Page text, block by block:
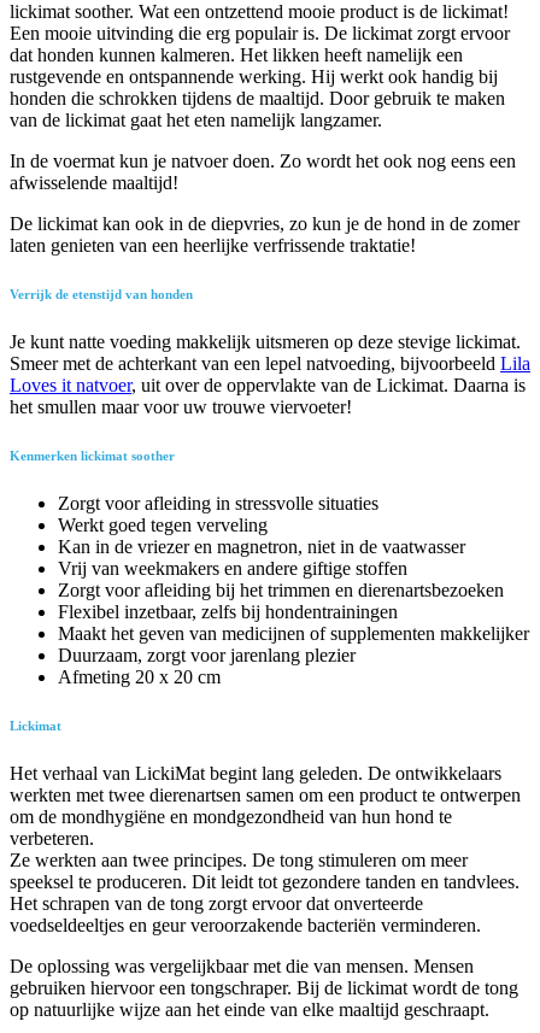
lickimat soother. Wat een ontzettend mooie product is de lickimat!
Een mooie uitvinding die erg populair is. De lickimat zorgt ervoor
dat honden kunnen kalmeren. Het likken heeft namelijk een
rustgevende en ontspannende werking. Hij werkt ook handig bij
honden die schrokken tijdens de maaltijd. Door gebruik te maken
van de lickimat gaat het eten namelijk langzamer.
In de voermat kun je natvoer doen. Zo wordt het ook nog eens een
afwisselende maaltijd!
De lickimat kan ook in de diepvries, zo kun je de hond in de zomer
laten genieten van een heerlijke verfrissende traktatie!
Verrijk de etenstijd van honden
Je kunt natte voeding makkelijk uitsmeren op deze stevige lickimat.
Smeer met de achterkant van een lepel natvoeding, bijvoorbeeld Lila
Loves it natvoer, uit over de oppervlakte van de Lickimat. Daarna is
het smullen maar voor uw trouwe viervoeter!
Kenmerken lickimat soother
Zorgt voor afleiding in stressvolle situaties
Werkt goed tegen verveling
Kan in de vriezer en magnetron, niet in de vaatwasser
Vrij van weekmakers en andere giftige stoffen
Zorgt voor afleiding bij het trimmen en dierenartsbezoeken
Flexibel inzetbaar, zelfs bij hondentrainingen
Maakt het geven van medicijnen of supplementen makkelijker
Duurzaam, zorgt voor jarenlang plezier
Afmeting 20 x 20 cm
Lickimat
Het verhaal van LickiMat begint lang geleden. De ontwikkelaars
werkten met twee dierenartsen samen om een ​​product te ontwerpen
om de mondhygiëne en mondgezondheid van hun hond te
verbeteren.
Ze werkten aan twee principes. De tong stimuleren om meer
speeksel te produceren. Dit leidt tot gezondere tanden en tandvlees.
Het schrapen van de tong zorgt ervoor dat onverteerde
voedseldeeltjes en geur veroorzakende bacteriën verminderen.
De oplossing was vergelijkbaar met die van mensen. Mensen
gebruiken hiervoor een tongschraper. Bij de lickimat wordt de tong
op natuurlijke wijze aan het einde van elke maaltijd geschraapt.